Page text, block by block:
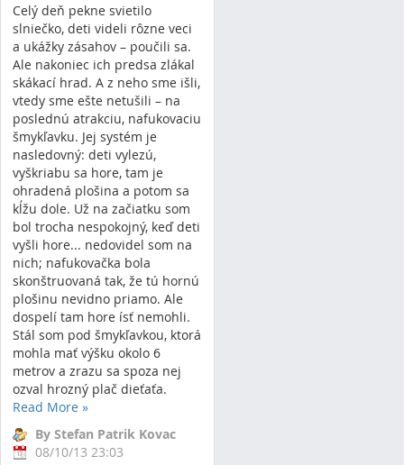
Celý deň pekne svietilo
slniečko, deti videli rôzne veci
a ukážky zásahov – poučili sa.
Ale nakoniec ich predsa zlákal
skákací hrad. A z neho sme išli,
vtedy sme ešte netušili – na
poslednú atrakciu, nafukovaciu
šmykľavku. Jej systém je
nasledovný: deti vylezú,
vyškriabu sa hore, tam je
ohradená plošina a potom sa
kĺžu dole. Už na začiatku som
bol trocha nespokojný, keď deti
vyšli hore... nedovidel som na
nich; nafukovačka bola
skonštruovaná tak, že tú hornú
plošinu nevidno priamo. Ale
dospelí tam hore ísť nemohli.
Stál som pod šmykľavkou, ktorá
mohla mať výšku okolo 6
metrov a zrazu sa spoza nej
ozval hrozný plač dieťaťa.
Read More »
By Stefan Patrik Kovac
08/10/13 23:03